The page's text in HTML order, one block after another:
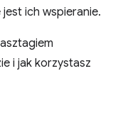
ich wspieranie.
i jak korzystasz